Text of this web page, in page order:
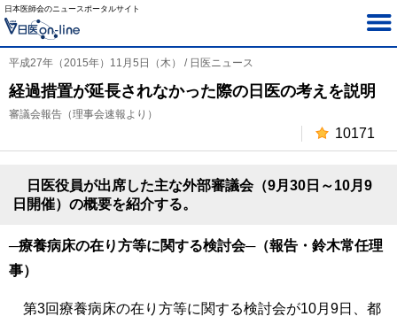
日本医師会のニュースポータルサイト
平成27年（2015年）11月5日（木） / 日医ニュース
経過措置が延長されなかった際の日医の考えを説明
審議会報告（理事会速報より）
10171
日医役員が出席した主な外部審議会（9月30日～10月9
日開催）の概要を紹介する。
─療養病床の在り方等に関する検討会─（報告・鈴木常任理
事）
第3回療養病床の在り方等に関する検討会が10月9日、都